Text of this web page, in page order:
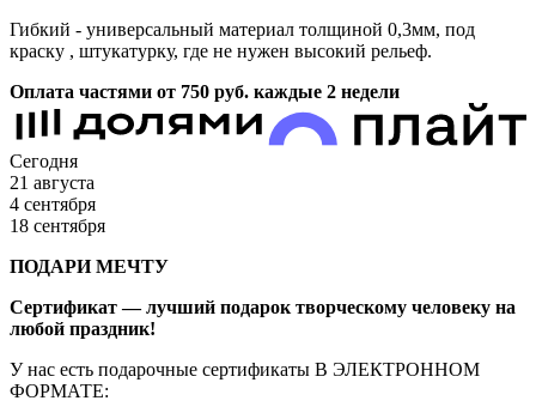
Гибкий - универсальный материал толщиной 0,3мм, под
краску , штукатурку, где не нужен высокий рельеф.
Оплата частями от 750 руб. каждые 2 недели
Сегодня
21 августа
4 сентября
18 сентября
ПОДАРИ МЕЧТУ
Сертификат — лучший подарок творческому человеку на
любой праздник!
У нас есть подарочные сертификаты В ЭЛЕКТРОННОМ
ФОРМАТЕ: